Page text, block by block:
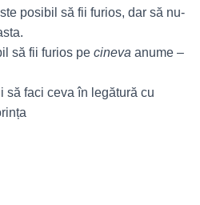
posibil să fii furios, dar să nu-
să fii furios pe cineva anume –
să faci ceva în legătură cu